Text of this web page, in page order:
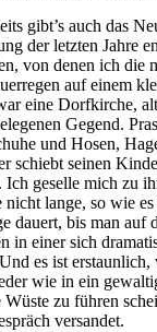
gibt’s auch das
der letzten Jahre
von denen ich die
auf einem
eine Dorfkirche,
Gegend.
und Hosen,
schiebt seinen
Ich geselle mich zu
nicht lange, so wie
dauert, bis man auf
in einer sich
es ist
wie in ein
zu führen
versandet.